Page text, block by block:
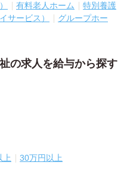
有料老人ホーム
特別養護
サービス）
グループホー
の求人を給与から探す
上 30万円以上